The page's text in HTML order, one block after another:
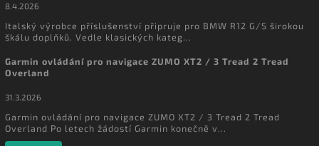
8.4.2026
Italský výrobce příslušenství připruje pro BMW R12 G/S širokou
škálu doplňků. Vedle klasických kateg...
Garmin ovládání pro navigace ZUMO XT2 / 3 Tread 2 Tread
Overland
31.3.2026
Garmin ovládání pro navigace ZUMO XT2 / 3 Tread 2 Tread
Overland Po letech žádostí Garmin konečně v...